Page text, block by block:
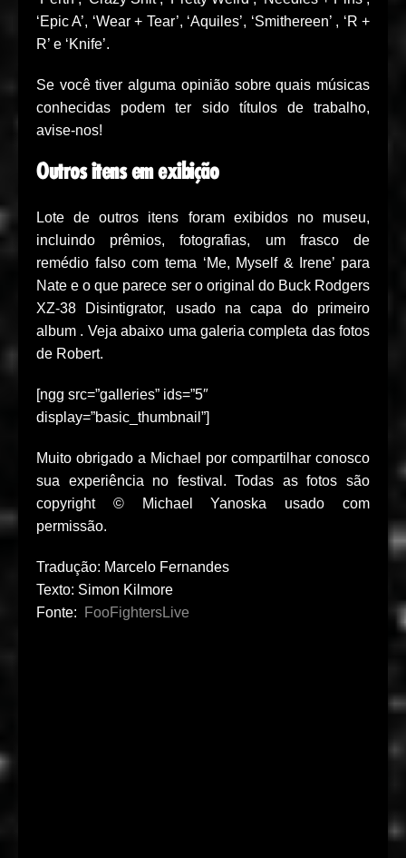
‘Epic A’, ‘Wear + Tear’, ‘Aquiles’, ‘Smithereen’ , ‘R +
R’ e ‘Knife’.
Se você tiver alguma opinião sobre quais músicas
conhecidas podem ter sido títulos de trabalho,
avise-nos!
Outros itens em exibição
Lote de outros itens foram exibidos no museu,
incluindo prêmios, fotografias, um frasco de
remédio falso com tema ‘Me, Myself & Irene’ para
Nate e o que parece ser o original do Buck Rodgers
XZ-38 Disintigrator, usado na capa do primeiro
album . Veja abaixo uma galeria completa das fotos
de Robert.
[ngg src=”galleries” ids=”5″
display=”basic_thumbnail”]
Muito obrigado a Michael por compartilhar conosco
sua experiência no festival. Todas as fotos são
copyright © Michael Yanoska usado com
permissão.
Tradução: Marcelo Fernandes
Texto: Simon Kilmore
Fonte:
FooFightersLive